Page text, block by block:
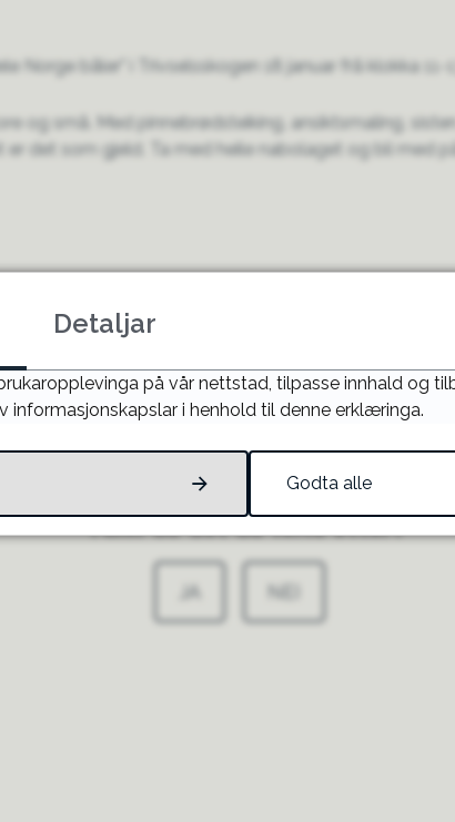
Norge båler" i Trivselsskogen 18 januar frå klokka 11-
og små. Med pinnebrødsteiking, ansiktsmaling,
det som gjeld. Ta med heile nabolaget og bli med
Fann du det du leita etter?
JA NEI
Detaljar
på vår nettstad, tilpasse innhald og
i henhold til denne erklæringa.
Godta alle